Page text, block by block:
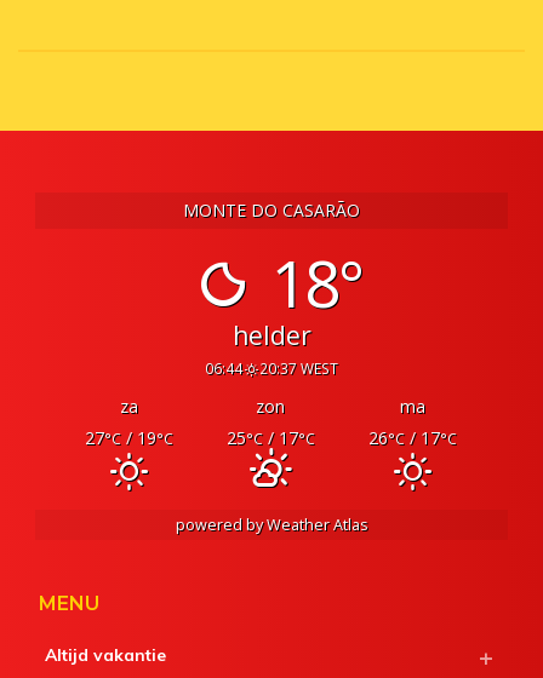
MONTE DO CASARÃO
18°
helder
06:44 20:37 WEST
za zon
ma
27°C/ 19°C 25°C/ 17°C 26°C/ 17°C
powered byWeather Atlas
MENU
Altijd vakantie